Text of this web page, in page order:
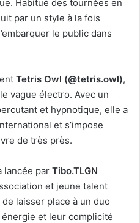
Habitué des tournées en
par un style à la fois
le public dans
Tetris Owl (@tetris.owl),
vague électro. Avec un
et hypnotique, elle a
et s’impose
de très près.
lancée par Tibo.TLGN
et jeune talent
laisser place à un duo
énergie et leur complicité